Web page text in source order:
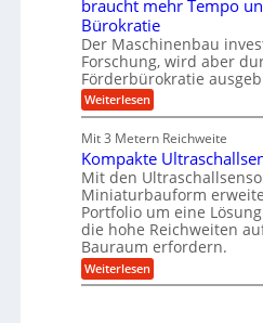
B
S
C
L
w
e
i
t
e
e
n
t
w
i
c
k
e
l
s
H
y
b
r
i
d
-
u
g
e
l
l
a
g
e
r
m
p
f
e
r
z
i
e
t
U
m
s
a
t
z
k
n
a
braucht mehr Tempo
Bürokratie
Der Maschinenbau
Forschung, wird aber
Förderbürokratie
Weiterlesen:
M
s
c
h
i
n
e
n
b
a
u
Mit 3 Metern Reichweite
Kompakte
Mit den
Miniaturbauform
Portfolio um eine
die hohe Reichweiten
Bauraum erfordern.
Weiterlesen:
K